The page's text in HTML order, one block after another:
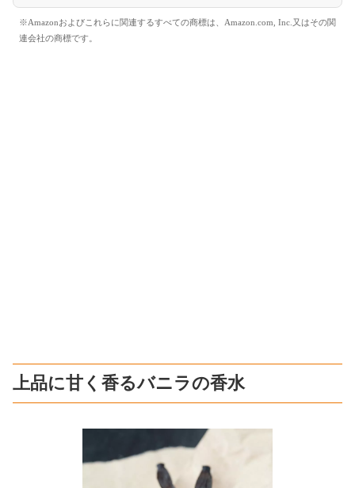
※Amazonおよびこれらに関連するすべての商標は、Amazon.com, Inc.又はその関
連会社の商標です。
上品に甘く香るバニラの香水